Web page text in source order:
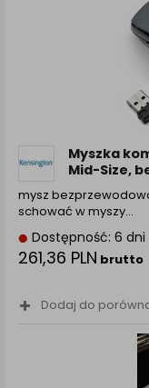
Myszka
Mid-Size,
mysz
schować w myszy…
Dostępność: 6 dni
261,36 PLN brutto
Dodaj do